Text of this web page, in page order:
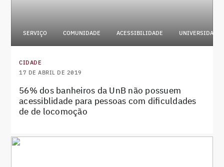
SERVIÇO COMUNIDADE ACESSIBILIDADE UNIVERSIDADE
CIDADE
17 DE ABRIL DE 2019
56% dos banheiros da UnB não possuem
acessiblidade para pessoas com dificuldades
de de locomoção